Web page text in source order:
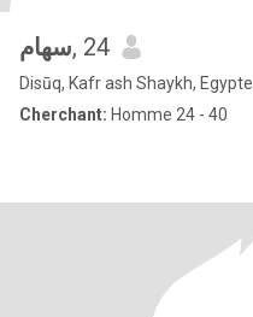
سهام, 24
Disūq, Kafr ash Shaykh, Egypte
Cherchant: Homme 24 - 40